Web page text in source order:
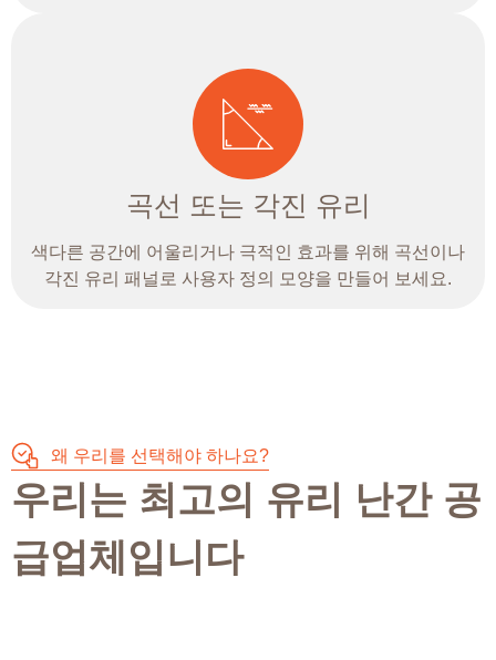
곡선 또는 각진 유리
색다른 공간에 어울리거나 극적인 효과를 위해 곡선이나
각진 유리 패널로 사용자 정의 모양을 만들어 보세요.
왜 우리를 선택해야 하나요?
우리는 최고의 유리 난간 공
급업체입니다